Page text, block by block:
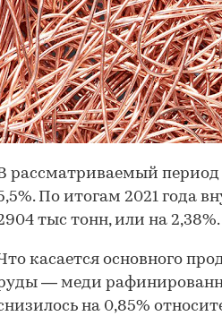
рассматриваемый период
По итогам 2021 года
тыс тонн, или на 2,38%.
касается основного
— меди
на 0,85%